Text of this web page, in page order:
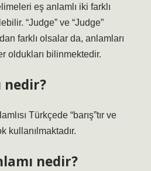
eş anlamlı iki farklı
“Judge” ve “Judge”
farklı olsalar da, anlamları
oldukları bilinmektedir.
nedir?
Türkçede “barış”tır ve
kullanılmaktadır.
nedir?